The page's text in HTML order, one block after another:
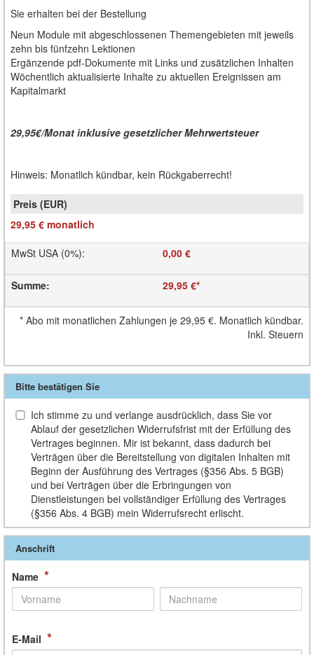
Sie erhalten bei der Bestellung
Neun Module mit abgeschlossenen Themengebieten mit jeweils
zehn bis fünfzehn Lektionen
Ergänzende pdf-Dokumente mit Links und zusätzlichen Inhalten
Wöchentlich aktualisierte Inhalte zu aktuellen Ereignissen am
Kapitalmarkt
29,95€/Monat inklusive gesetzlicher Mehrwertsteuer
Hinweis: Monatlich kündbar, kein Rückgaberrecht!
29,95 € monatlich
MwSt USA (0%): 0,00 €
Summe: 29,95 €*
* Abo mit monatlichen Zahlungen je 29,95 €. Monatlich kündbar.
Inkl. Steuern
Bitte bestätigen Sie
Ich stimme zu und verlange ausdrücklich, dass Sie vor
Ablauf der gesetzlichen Widerrufsfrist mit der Erfüllung des
Vertrages beginnen. Mir ist bekannt, dass dadurch bei
Verträgen über die Bereitstellung von digitalen Inhalten mit
Beginn der Ausführung des Vertrages (§356 Abs. 5 BGB)
und bei Verträgen über die Erbringungen von
Dienstleistungen bei vollständiger Erfüllung des Vertrages
(§356 Abs. 4 BGB) mein Widerrufsrecht erlischt.
Anschrift
Name *
E-Mail *